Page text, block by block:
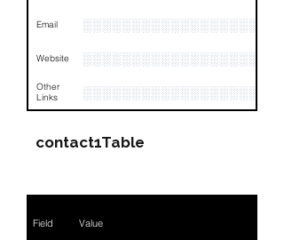
Email
Website
Other
Links
contact1Table
Field Value